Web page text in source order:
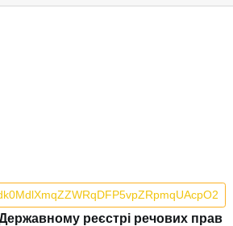
реєстрі речових прав